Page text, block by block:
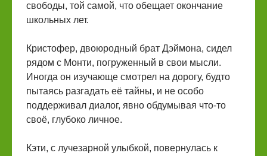
свободы, той самой, что обещает окончание
школьных лет.
Кристофер, двоюродный брат Дэймона, сидел
рядом с Монти, погруженный в свои мысли.
Иногда он изучающе смотрел на дорогу, будто
пытаясь разгадать её тайны, и не особо
поддерживал диалог, явно обдумывая что-то
своё, глубоко личное.
Кэти, с лучезарной улыбкой, повернулась к